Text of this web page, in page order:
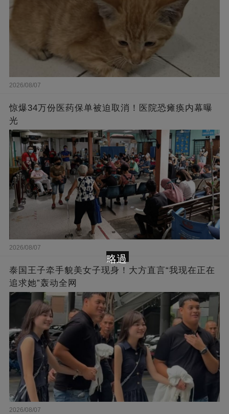
2026/08/07
惊爆34万份医药保单被迫取消！医院恐瘫痪内幕曝
光
2026/08/07
泰国王子牵手貌美女子现身！大方直言“我现在正在
追求她”轰动全网
2026/08/07
略過